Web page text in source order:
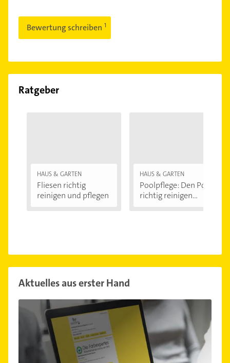
Bewertung schreiben
Ratgeber
HAUS & GARTEN
Fliesen richtig
reinigen und pflegen
HAUS & GARTEN
Poolpflege: Den Pool
richtig reinigen...
Aktuelles aus erster Hand